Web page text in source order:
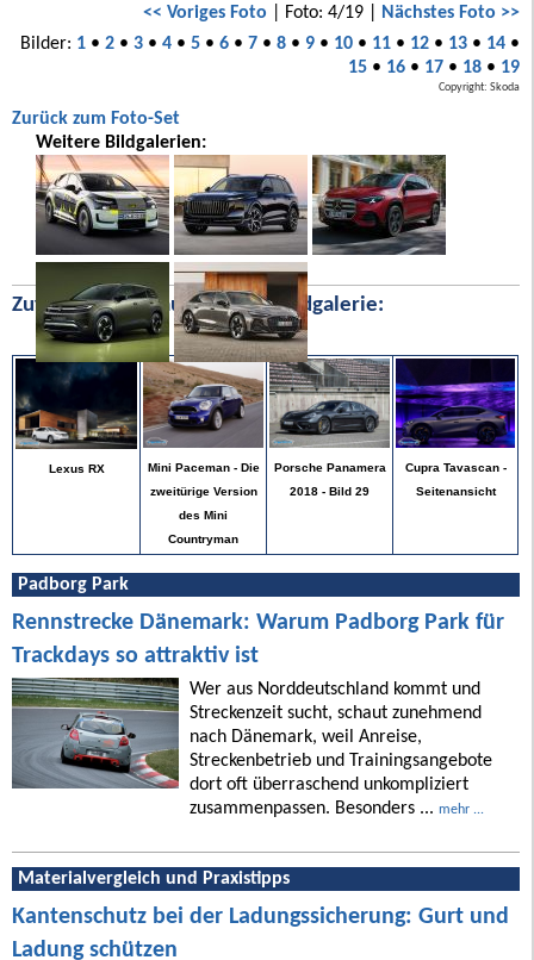
<< Voriges Foto | Foto: 4/19 | Nächstes Foto >>
Bilder: 1• 2• 3• 4• 5• 6• 7• 8• 9• 10• 11• 12• 13• 14•
15• 16• 17• 18• 19
Copyright: Skoda
Zurück zum Foto-Set
Weitere Bildgalerien:
Zufällige Bilder aus unserer Bildgalerie:
Lexus RX
Mini Paceman - Die
zweitürige Version
des Mini
Countryman
Porsche Panamera
2018 - Bild 29
Cupra Tavascan -
Seitenansicht
Padborg Park
Rennstrecke Dänemark: Warum Padborg Park für
Trackdays so attraktiv ist
Wer aus Norddeutschland kommt und
Streckenzeit sucht, schaut zunehmend
nach Dänemark, weil Anreise,
Streckenbetrieb und Trainingsangebote
dort oft überraschend unkompliziert
zusammenpassen. Besonders ... mehr ...
Materialvergleich und Praxistipps
Kantenschutz bei der Ladungssicherung: Gurt und
Ladung schützen